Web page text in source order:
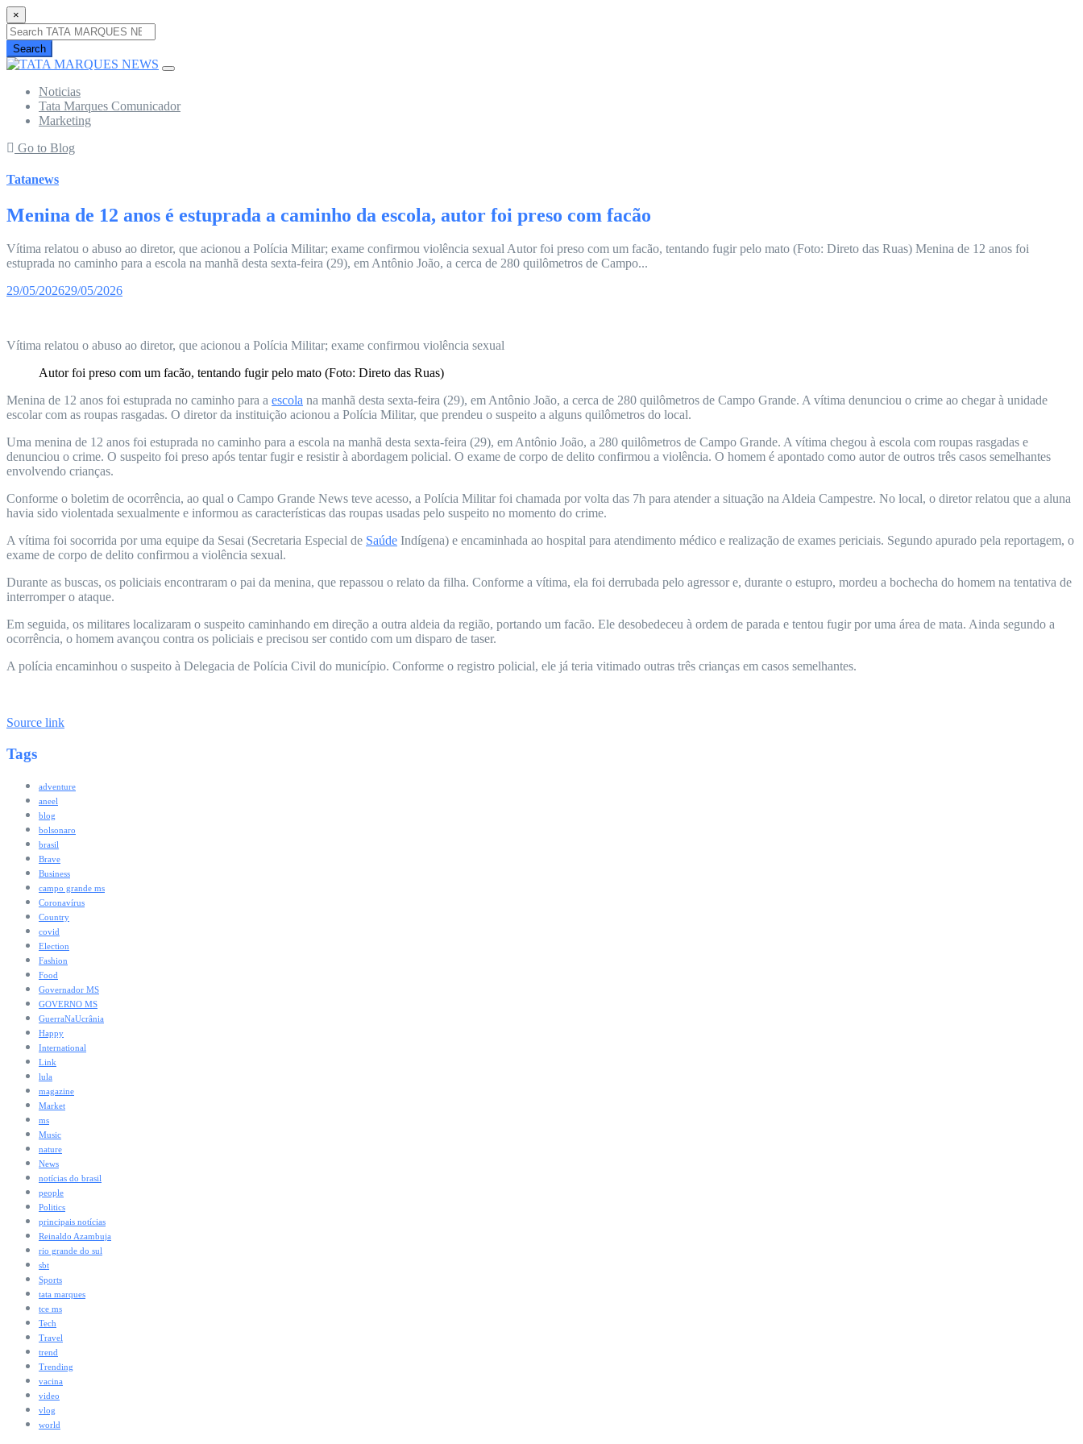
×
Search
Noticias
Tata Marques Comunicador
Marketing
Go to Blog
Tatanews
Menina de 12 anos é estuprada a caminho da escola, autor foi preso com facão
Vítima relatou o abuso ao diretor, que acionou a Polícia Militar; exame confirmou violência sexual Autor foi preso com um facão, tentando fugir pelo mato (Foto: Direto das Ruas) Menina de 12 anos foi
estuprada no caminho para a escola na manhã desta sexta-feira (29), em Antônio João, a cerca de 280 quilômetros de Campo...
29/05/202629/05/2026
Vítima relatou o abuso ao diretor, que acionou a Polícia Militar; exame confirmou violência sexual
Autor foi preso com um facão, tentando fugir pelo mato (Foto: Direto das Ruas)
Menina de 12 anos foi estuprada no caminho para a escola na manhã desta sexta-feira (29), em Antônio João, a cerca de 280 quilômetros de Campo Grande. A vítima denunciou o crime ao chegar à unidade
escolar com as roupas rasgadas. O diretor da instituição acionou a Polícia Militar, que prendeu o suspeito a alguns quilômetros do local.
Uma menina de 12 anos foi estuprada no caminho para a escola na manhã desta sexta-feira (29), em Antônio João, a 280 quilômetros de Campo Grande. A vítima chegou à escola com roupas rasgadas e
denunciou o crime. O suspeito foi preso após tentar fugir e resistir à abordagem policial. O exame de corpo de delito confirmou a violência. O homem é apontado como autor de outros três casos semelhantes
envolvendo crianças.
Conforme o boletim de ocorrência, ao qual o Campo Grande News teve acesso, a Polícia Militar foi chamada por volta das 7h para atender a situação na Aldeia Campestre. No local, o diretor relatou que a aluna
havia sido violentada sexualmente e informou as características das roupas usadas pelo suspeito no momento do crime.
A vítima foi socorrida por uma equipe da Sesai (Secretaria Especial de Saúde Indígena) e encaminhada ao hospital para atendimento médico e realização de exames periciais. Segundo apurado pela reportagem, o
exame de corpo de delito confirmou a violência sexual.
Durante as buscas, os policiais encontraram o pai da menina, que repassou o relato da filha. Conforme a vítima, ela foi derrubada pelo agressor e, durante o estupro, mordeu a bochecha do homem na tentativa de
interromper o ataque.
Em seguida, os militares localizaram o suspeito caminhando em direção a outra aldeia da região, portando um facão. Ele desobedeceu à ordem de parada e tentou fugir por uma área de mata. Ainda segundo a
ocorrência, o homem avançou contra os policiais e precisou ser contido com um disparo de taser.
A polícia encaminhou o suspeito à Delegacia de Polícia Civil do município. Conforme o registro policial, ele já teria vitimado outras três crianças em casos semelhantes.
Source link
Tags
adventure
aneel
blog
bolsonaro
brasil
Brave
Business
campo grande ms
Coronavírus
Country
covid
Election
Fashion
Food
Governador MS
GOVERNO MS
GuerraNaUcrânia
Happy
International
Link
lula
magazine
Market
ms
Music
nature
News
notícias do brasil
people
Politics
principais notícias
Reinaldo Azambuja
rio grande do sul
sbt
Sports
tata marques
tce ms
Tech
Travel
trend
Trending
vacina
video
vlog
world